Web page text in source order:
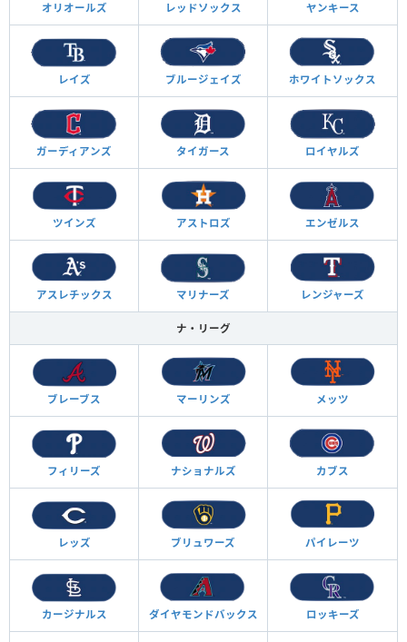
オリオールズ レッドソックス ヤンキース
レイズ ブルージェイズ ホワイトソックス
ガーディアンズ タイガース ロイヤルズ
ツインズ アストロズ エンゼルス
アスレチックス マリナーズ レンジャーズ
ナ・リーグ
ブレーブス マーリンズ メッツ
フィリーズ ナショナルズ カブス
レッズ ブリュワーズ パイレーツ
カージナルス ダイヤモンドバックス ロッキーズ